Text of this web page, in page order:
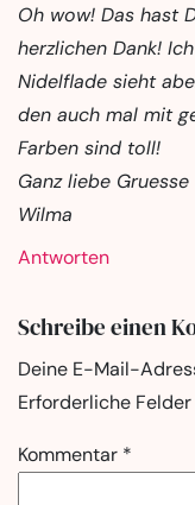
Oh wow! Das hast
herzlichen Dank!
Nidelflade sieht
den auch mal mit
Farben sind toll!
Ganz liebe Gruesse
Wilma
Antworten
Schreibe einen
Deine E-Mail-
Erforderliche
Kommentar *